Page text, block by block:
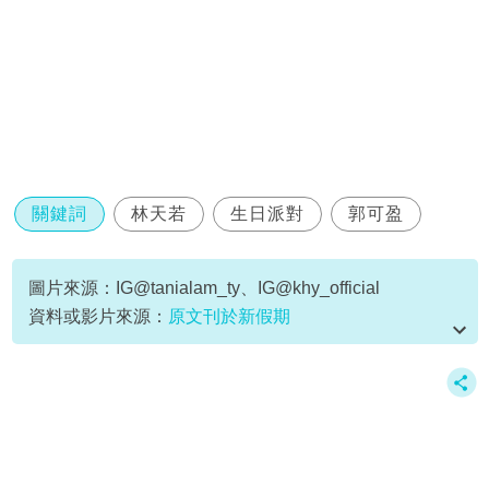
關鍵詞 林天若 生日派對 郭可盈
圖片來源：IG@tanialam_ty、IG@khy_official
資料或影片來源： 原文刊於新假期